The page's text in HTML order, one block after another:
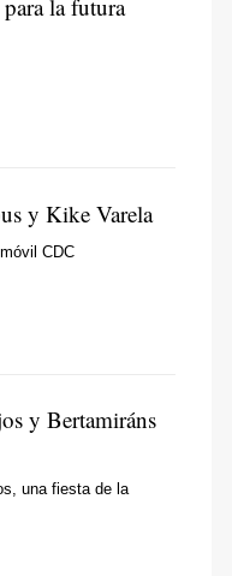
la futura
y Kike Varela
CDC
y Bertamiráns
una fiesta de la